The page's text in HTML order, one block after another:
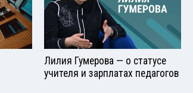
Лилия Гумерова — о статусе
учителя и зарплатах педагогов